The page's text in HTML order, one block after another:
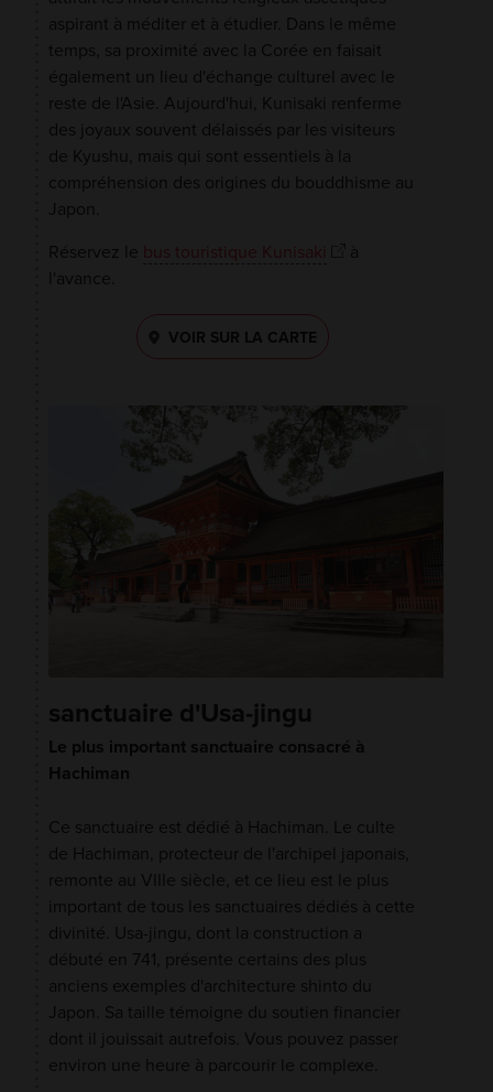
aspirant à méditer et à étudier. Dans le même
temps, sa proximité avec la Corée en faisait
également un lieu d'échange culturel avec le
reste de l'Asie. Aujourd'hui, Kunisaki renferme
des joyaux souvent délaissés par les visiteurs
de Kyushu, mais qui sont essentiels à la
compréhension des origines du bouddhisme au
Japon.
Réservez le bus touristique Kunisaki
à
l'avance.
VOIR SUR LA CARTE
sanctuaire d'Usa-jingu
Le plus important sanctuaire consacré à
Hachiman
Ce sanctuaire est dédié à Hachiman. Le culte
de Hachiman, protecteur de l'archipel japonais,
remonte au VIIIe siècle, et ce lieu est le plus
important de tous les sanctuaires dédiés à cette
divinité. Usa-jingu, dont la construction a
débuté en 741, présente certains des plus
anciens exemples d'architecture shinto du
Japon. Sa taille témoigne du soutien financier
dont il jouissait autrefois. Vous pouvez passer
environ une heure à parcourir le complexe.